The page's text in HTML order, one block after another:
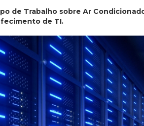
de Trabalho sobre Ar
de TI.